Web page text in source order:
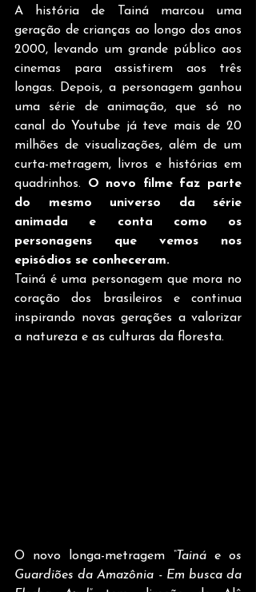
A história de Tainá marcou uma
geração de crianças ao longo dos anos
2000, levando um grande público aos
cinemas para assistirem aos três
longas. Depois, a personagem ganhou
uma série de animação, que só no
canal do Youtube já teve mais de 20
milhões de visualizações, além de um
curta-metragem, livros e histórias em
quadrinhos. O novo filme faz parte
do mesmo universo da série
animada e conta como os
personagens que vemos nos
episódios se conheceram.
Tainá é uma personagem que mora no
coração dos brasileiros e continua
inspirando novas gerações a valorizar
a natureza e as culturas da floresta.
O novo longa-metragem “Tainá e os
Guardiões da Amazônia - Em busca da